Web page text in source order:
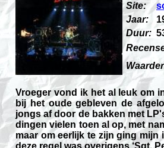
Site:
Jaar:
Duur:
Vroeger vond ik het al leuk om
bij het oude gebleven de
jongs af door de bakken met
dingen vielen toen al op, met
maar om eerlijk te zijn ging mijn